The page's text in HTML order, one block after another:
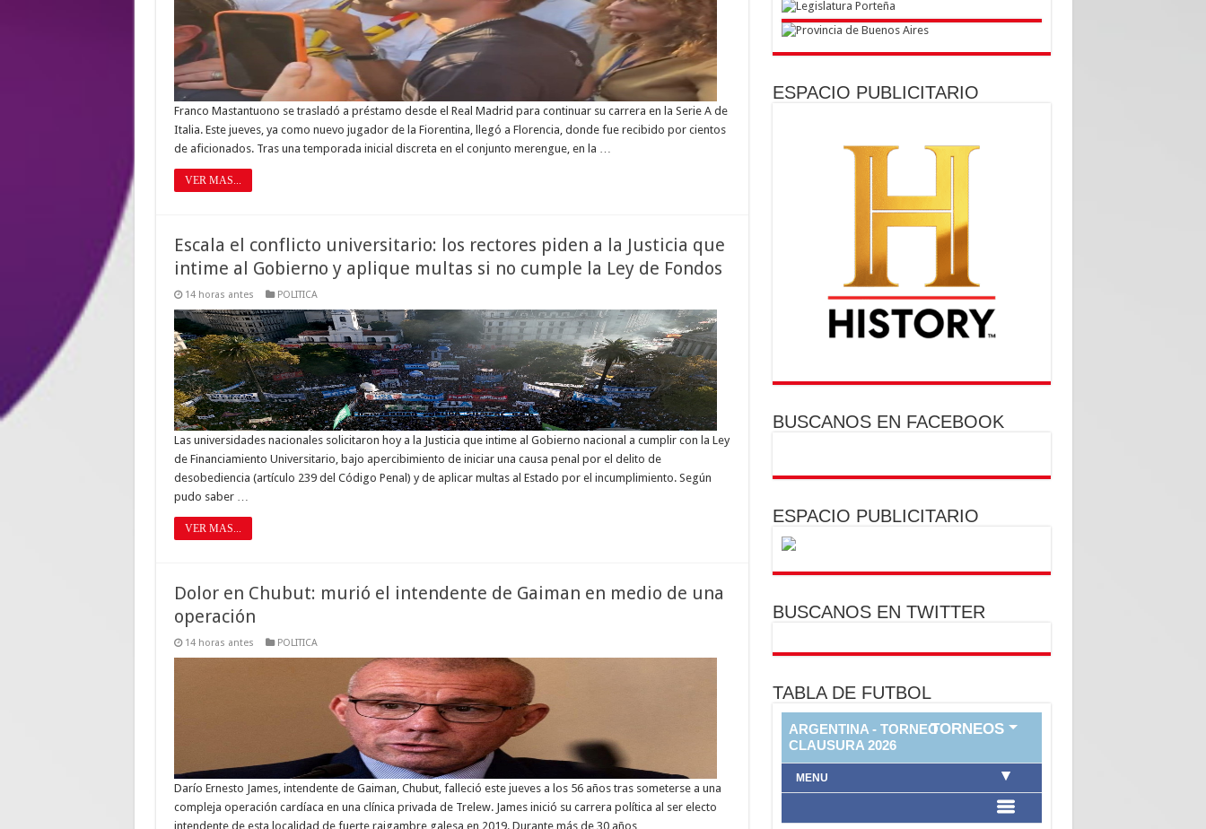
Franco Mastantuono se trasladó a préstamo desde el Real Madrid para continuar su carrera en la Serie A de
Italia. Este jueves, ya como nuevo jugador de la Fiorentina, llegó a Florencia, donde fue recibido por cientos
de aficionados. Tras una temporada inicial discreta en el conjunto merengue, en la …
VER MAS...
Escala el conflicto universitario: los rectores piden a la Justicia que
intime al Gobierno y aplique multas si no cumple la Ley de Fondos
14 horas antes POLITICA
Las universidades nacionales solicitaron hoy a la Justicia que intime al Gobierno nacional a cumplir con la Ley
de Financiamiento Universitario, bajo apercibimiento de iniciar una causa penal por el delito de
desobediencia (artículo 239 del Código Penal) y de aplicar multas al Estado por el incumplimiento. Según
pudo saber …
VER MAS...
Dolor en Chubut: murió el intendente de Gaiman en medio de una
operación
14 horas antes POLITICA
Darío Ernesto James, intendente de Gaiman, Chubut, falleció este jueves a los 56 años tras someterse a una
compleja operación cardíaca en una clínica privada de Trelew. James inició su carrera política al ser electo
intendente de esta localidad de fuerte raigambre galesa en 2019. Durante más de 30 años …
ESPACIO PUBLICITARIO
BUSCANOS EN FACEBOOK
ESPACIO PUBLICITARIO
BUSCANOS EN TWITTER
TABLA DE FUTBOL